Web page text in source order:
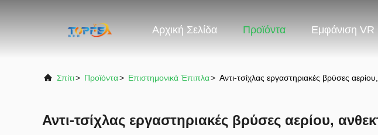
Αρχική Σελίδα Προϊόντα Εμφάνιση VR
Σπίτι> Προϊόντα> Επιστημονικά Έπιπλα> Αντι-τσίχλας εργαστηριακές βρύσες
Αντι-τσίχλας εργαστηριακές βρύσες αερίου,